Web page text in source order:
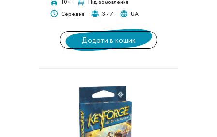
10+
Під замовлення
Середня
3 - 7 UA
Додати в кошик